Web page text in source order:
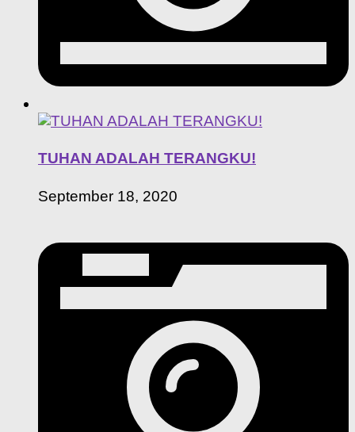
TUHAN ADALAH TERANGKU!
September 18, 2020